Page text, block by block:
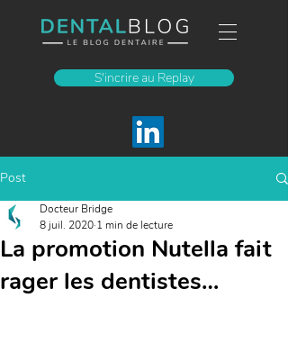
S'incrire au Replay
Post
La promotion Nutella fait
rager les dentistes…
Docteur Bridge
8 juil. 2020 1 min de lecture